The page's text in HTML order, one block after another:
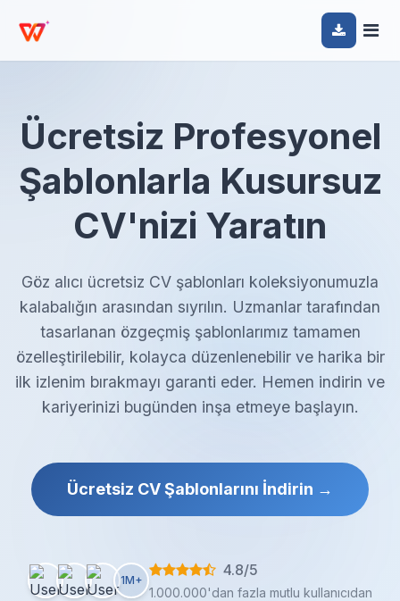
Ücretsiz Profesyonel
Şablonlarla Kusursuz
CV'nizi Yaratın
Göz alıcı ücretsiz CV şablonları koleksiyonumuzla
kalabalığın arasından sıyrılın. Uzmanlar tarafından
tasarlanan özgeçmiş şablonlarımız tamamen
özelleştirilebilir, kolayca düzenlenebilir ve harika bir
ilk izlenim bırakmayı garanti eder. Hemen indirin ve
kariyerinizi bugünden inşa etmeye başlayın.
Ücretsiz CV Şablonlarını İndirin →
1M+
4.8/5
1.000.000'dan fazla mutlu kullanıcıdan